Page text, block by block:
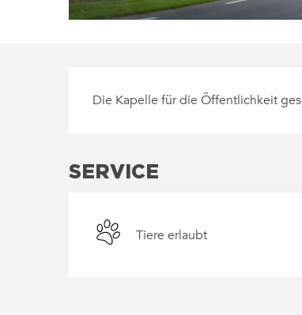
Die Kapelle für die Öffentlichkeit
SERVICE
Tiere erlaubt